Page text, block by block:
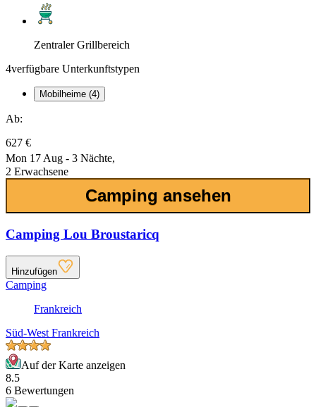
Zentraler Grillbereich
4verfügbare Unterkunftstypen
Mobilheime (4)
Ab:
627 €
Mon 17 Aug - 3 Nächte,
2 Erwachsene
Camping ansehen
Camping Lou Broustaricq
Hinzufügen
Camping
Frankreich
Süd-West Frankreich
Auf der Karte anzeigen
8.5
6 Bewertungen